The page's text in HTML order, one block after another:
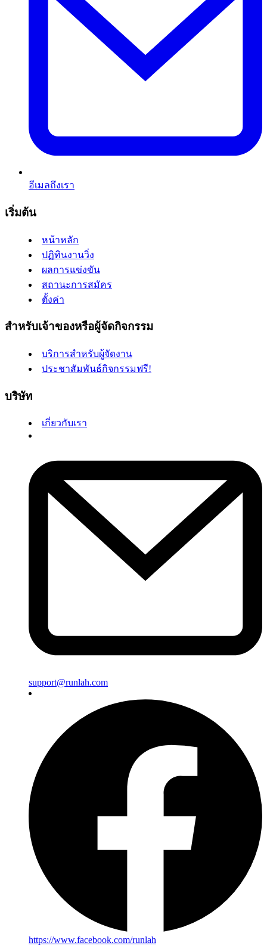
อีเมลถึงเรา
เริ่มต้น
หน้าหลัก
ปฏิทินงานวิ่ง
ผลการแข่งขัน
สถานะการสมัคร
ตั้งค่า
สำหรับเจ้าของหรือผู้จัดกิจกรรม
บริการสำหรับผู้จัดงาน
ประชาสัมพันธ์กิจกรรมฟรี!
บริษัท
เกี่ยวกับเรา
support@runlah.com
https://www.facebook.com/runlah